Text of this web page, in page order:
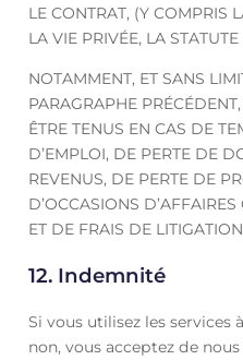
LE CONTRAT, (Y COMPRIS
LA VIE PRIVÉE, LA
NOTAMMENT, ET SANS
PARAGRAPHE
ÊTRE TENUS EN CAS DE
D’EMPLOI, DE PERTE DE
REVENUS, DE PERTE DE
D’OCCASIONS
ET DE FRAIS DE
12. Indemnité
Si vous utilisez les services
non, vous acceptez de